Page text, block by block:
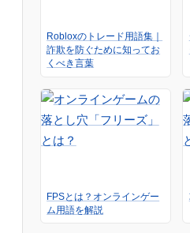
Robloxのトレード用語集｜
詐欺を防ぐために知ってお
くべき言葉
FPSとは？オンラインゲー
ム用語を解説